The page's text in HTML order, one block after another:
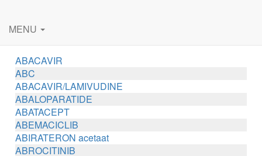
MENU
ABACAVIR
ABC
ABACAVIR/LAMIVUDINE
ABALOPARATIDE
ABATACEPT
ABEMACICLIB
ABIRATERON acetaat
ABROCITINIB